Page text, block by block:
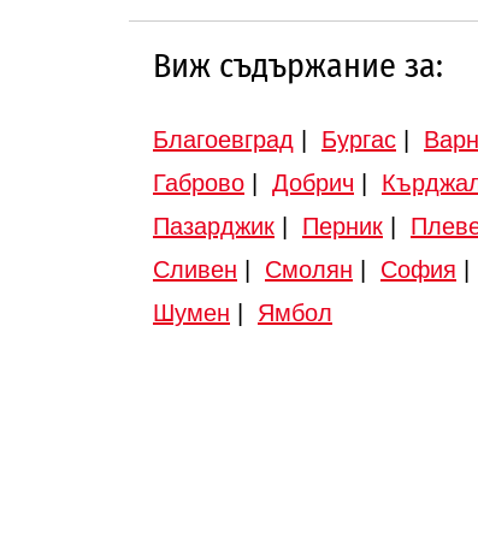
Виж съдържание за:
Благоевград Бургас
Габрово
Добрич
Пазарджик
Перник
Сливен
Смолян София
Шумен
Ямбол